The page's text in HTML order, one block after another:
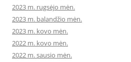
2023 m. rugsėjo mėn.
2023 m. balandžio mėn.
2023 m. kovo mėn.
2022 m. kovo mėn.
2022 m. sausio mėn.